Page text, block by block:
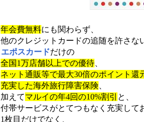
年会費無料にも関わらず、
他のクレジットカードの追随を許さな
エポスカードだけの
全国1万店舗以上での優待
ネット通販等で最大30倍のポイント還
充実した海外旅行障害保険
加えてマルイの年4回の10%割引 と、
付帯サービスがとてつもなく充実して
1枚目だけでなく、